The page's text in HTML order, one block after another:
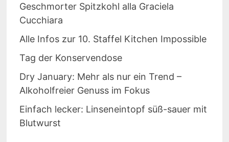
Geschmorter Spitzkohl alla Graciela
Cucchiara
Alle Infos zur 10. Staffel Kitchen Impossible
Tag der Konservendose
Dry January: Mehr als nur ein Trend –
Alkoholfreier Genuss im Fokus
Einfach lecker: Linseneintopf süß-sauer mit
Blutwurst